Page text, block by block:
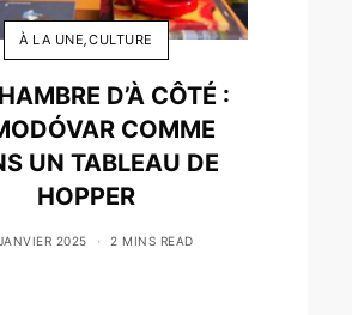
À LA UNE ,CULTURE
D’À CÔTÉ :
COMME
UN TABLEAU DE
HOPPER
2025 2 MINS READ